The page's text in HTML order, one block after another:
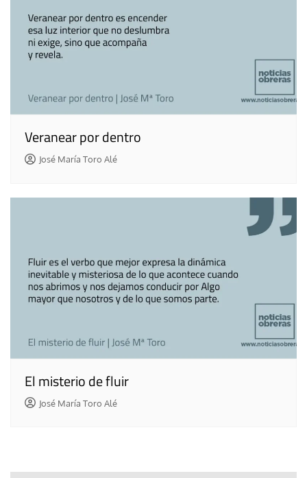
Veranear por dentro
José María Toro Alé
El misterio de fluir
José María Toro Alé